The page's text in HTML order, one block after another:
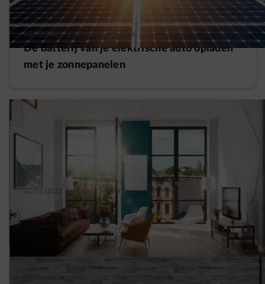
13/08/2021 5 min. Isabelle V.
De batterij van je elektrische auto opladen
met je zonnepanelen
02/01/2023 | 4 min. | Paul D.
5 criteria voor wie een thuisbatterij wil
kopen